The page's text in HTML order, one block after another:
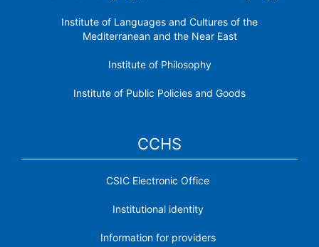
Institute of Languages ​​and Cultures of the
Mediterranean and the Near East
Institute of Philosophy
Institute of Public Policies and Goods
CCHS
CSIC Electronic Office
Institutional identity
Information for providers